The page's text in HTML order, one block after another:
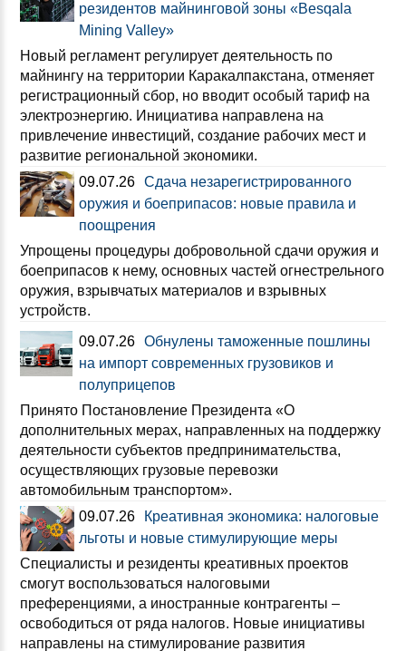
резидентов майнинговой зоны «Besqala
Mining Valley»
Новый регламент регулирует деятельность по
майнингу на территории Каракалпакстана, отменяет
регистрационный сбор, но вводит особый тариф на
электроэнергию. Инициатива направлена на
привлечение инвестиций, создание рабочих мест и
развитие региональной экономики.
09.07.26 Сдача незарегистрированного
оружия и боеприпасов: новые правила и
поощрения
Упрощены процедуры добровольной сдачи оружия и
боеприпасов к нему, основных частей огнестрельного
оружия, взрывчатых материалов и взрывных
устройств.
09.07.26 Обнулены таможенные пошлины
на импорт современных грузовиков и
полуприцепов
Принято Постановление Президента «О
дополнительных мерах, направленных на поддержку
деятельности субъектов предпринимательства,
осуществляющих грузовые перевозки
автомобильным транспортом».
09.07.26
Креативная экономика: налоговые
льготы и новые стимулирующие меры
Специалисты и резиденты креативных проектов
смогут воспользоваться налоговыми
преференциями, а иностранные контрагенты –
освободиться от ряда налогов. Новые инициативы
направлены на стимулирование развития